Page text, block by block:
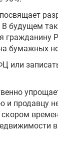
будущем
бумажных
или
продавцу